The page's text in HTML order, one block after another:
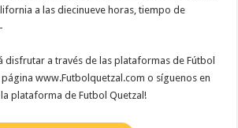
a las diecinueve horas, tiempo de
disfrutar a través de las plataformas de Fútbol
www.Futbolquetzal.com o síguenos en
plataforma de Futbol Quetzal!